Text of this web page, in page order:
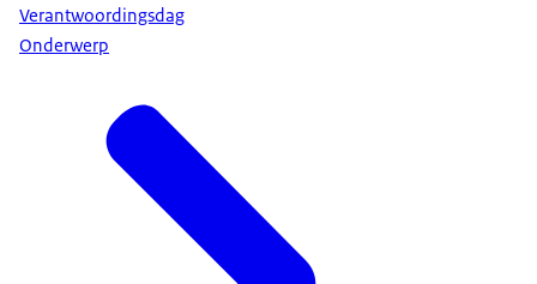
Verantwoordingsdag
Onderwerp